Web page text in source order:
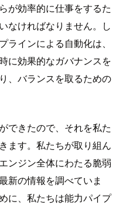
が効率的に仕事をするた
なければなりません。し
インによる自動化は、
に効果的なガバナンスを
、バランスを取るための
できたので、それを私た
ます。私たちが取り組ん
ンジン全体にわたる脆弱
新の情報を調べていま
に、私たちは能力パイプ